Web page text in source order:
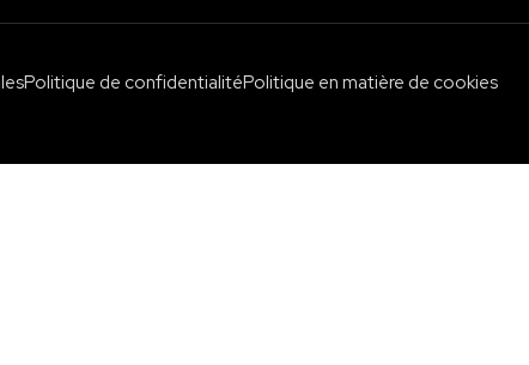
Politique de confidentialitéPolitique en matière de cookies